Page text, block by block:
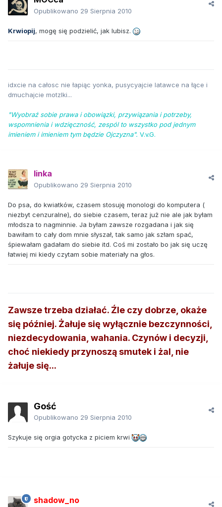
Opublikowano 29 Sierpnia 2010
Krwiopij, mogę się podzielić, jak lubisz.
idxcie na całosc nie łapiąc yonka, pusycyajcie latawce na łące i
dmuchajcie motzlki...
"Wyobraź sobie prawa i obowiązki, przywiązania i potrzeby,
wspomnienia i wdzięczność, zespól to wszystko pod jednym
imieniem i imieniem tym będzie Ojczyzna". V.v.G.
linka
Opublikowano 29 Sierpnia 2010
Do psa, do kwiatków, czasem stosuję monologi do komputera (
niezbyt cenzuralne), do siebie czasem, teraz już nie ale jak byłam
młodsza to nagminnie. Ja byłam zawsze rozgadana i jak się
bawiłam to cały dom mnie słyszał, tak samo jak szłam spać,
śpiewałam gadałam do siebie itd. Coś mi zostało bo jak się uczę
łatwiej mi kiedy czytam sobie materiały na głos.
Zawsze trzeba działać. Źle czy dobrze, okaże
się później. Żałuje się wyłącznie bezczynności,
niezdecydowania, wahania. Czynów i decyzji,
choć niekiedy przynoszą smutek i żal, nie
żałuje się...
Gość
Opublikowano 29 Sierpnia 2010
Szykuje się orgia gotycka z piciem krwi
shadow_no